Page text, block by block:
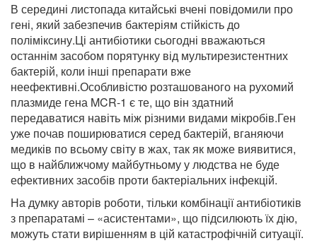
В середині листопада китайські вчені повідомили про
гені, який забезпечив бактеріям стійкість до
поліміксину.Ці антибіотики сьогодні вважаються
останнім засобом порятунку від мультирезистентних
бактерій, коли інші препарати вже
неефективні.Особливістю розташованого на рухомий
плазмиде гена MCR-1 є те, що він здатний
передаватися навіть між різними видами мікробів.Ген
уже почав поширюватися серед бактерій, вганяючи
медиків по всьому світу в жах, так як може виявитися,
що в найближчому майбутньому у людства не буде
ефективних засобів проти бактеріальних інфекцій.
На думку авторів роботи, тільки комбінації антибіотиків
з препаратамі – «асистентами», що підсилюють їх дію,
можуть стати вирішенням в цій катастрофічній ситуації.